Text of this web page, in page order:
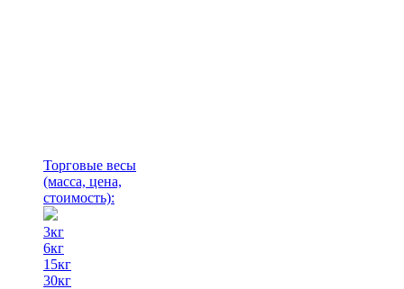
Торговые весы
(масса, цена,
стоимость):
3кг
6кг
15кг
30кг